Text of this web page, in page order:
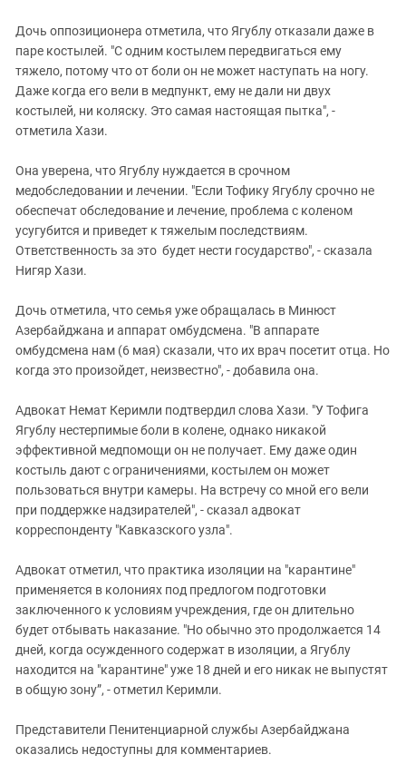
Дочь оппозиционера отметила, что Ягублу отказали даже в
паре костылей. "С одним костылем передвигаться ему
тяжело, потому что от боли он не может наступать на ногу.
Даже когда его вели в медпункт, ему не дали ни двух
костылей, ни коляску. Это самая настоящая пытка", -
отметила Хази.
Она уверена, что Ягублу нуждается в срочном
медобследовании и лечении. "Если Тофику Ягублу срочно не
обеспечат обследование и лечение, проблема с коленом
усугубится и приведет к тяжелым последствиям.
Ответственность за это будет нести государство", - сказала
Нигяр Хази.
Дочь отметила, что семья уже обращалась в Минюст
Азербайджана и аппарат омбудсмена. "В аппарате
омбудсмена нам (6 мая) сказали, что их врач посетит отца. Но
когда это произойдет, неизвестно", - добавила она.
Адвокат Немат Керимли подтвердил слова Хази. "У Тофига
Ягублу нестерпимые боли в колене, однако никакой
эффективной медпомощи он не получает. Ему даже один
костыль дают с ограничениями, костылем он может
пользоваться внутри камеры. На встречу со мной его вели
при поддержке надзирателей", - сказал адвокат
корреспонденту "Кавказского узла".
Адвокат отметил, что практика изоляции на "карантине"
применяется в колониях под предлогом подготовки
заключенного к условиям учреждения, где он длительно
будет отбывать наказание. "Но обычно это продолжается 14
дней, когда осужденного содержат в изоляции, а Ягублу
находится на "карантине" уже 18 дней и его никак не выпустят
в общую зону”, - отметил Керимли.
Представители Пенитенциарной службы Азербайджана
оказались недоступны для комментариев.